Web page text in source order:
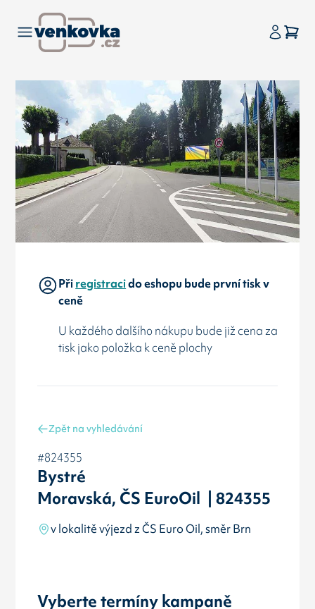
Přiregistracido eshopu bude první tisk v
ceně
U každého dalšího nákupu bude již cena za
tisk jako položka k ceně plochy
Zpět na vyhledávání
#824355
Bystré
Moravská, ČS EuroOil | 824355
v lokalitě výjezd z ČS Euro Oil, směr Brn
Vyberte termíny kampaně